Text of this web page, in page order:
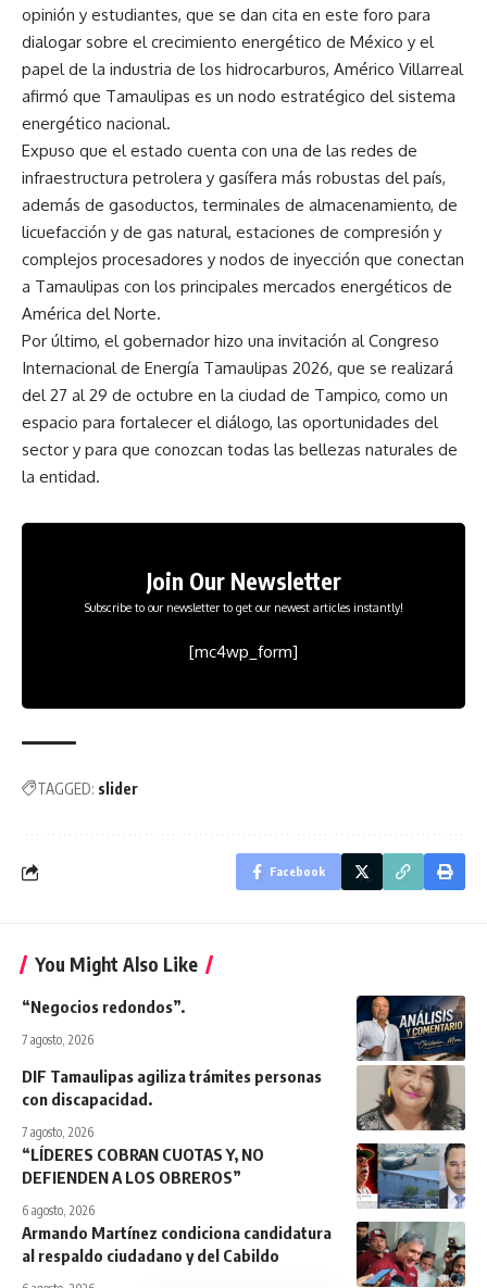
opinión y estudiantes, que se dan cita en este foro para
dialogar sobre el crecimiento energético de México y el
papel de la industria de los hidrocarburos, Américo Villarreal
afirmó que Tamaulipas es un nodo estratégico del sistema
energético nacional.
Expuso que el estado cuenta con una de las redes de
infraestructura petrolera y gasífera más robustas del país,
además de gasoductos, terminales de almacenamiento, de
licuefacción y de gas natural, estaciones de compresión y
complejos procesadores y nodos de inyección que conectan
a Tamaulipas con los principales mercados energéticos de
América del Norte.
Por último, el gobernador hizo una invitación al Congreso
Internacional de Energía Tamaulipas 2026, que se realizará
del 27 al 29 de octubre en la ciudad de Tampico, como un
espacio para fortalecer el diálogo, las oportunidades del
sector y para que conozcan todas las bellezas naturales de
la entidad.
Join Our Newsletter
Subscribe to our newsletter to get our newest articles instantly!
[mc4wp_form]
TAGGED: slider
Facebook
You Might Also Like
“Negocios redondos”.
7 agosto, 2026
DIF Tamaulipas agiliza trámites personas
con discapacidad.
7 agosto, 2026
“LÍDERES COBRAN CUOTAS Y, NO
DEFIENDEN A LOS OBREROS”
6 agosto, 2026
Armando Martínez condiciona candidatura
al respaldo ciudadano y del Cabildo